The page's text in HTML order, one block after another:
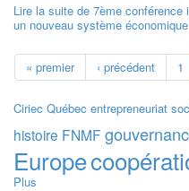
Lire la suite de 7ème conférence
un nouveau système économique
« premier ‹ précédent 1
Ciriec Québec entrepreneuriat
histoire FNMF
Europe
Plus